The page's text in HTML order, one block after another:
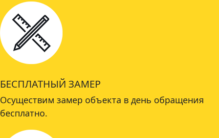
БЕСПЛАТНЫЙ ЗАМЕР
Осуществим замер объекта в день обращения
бесплатно.